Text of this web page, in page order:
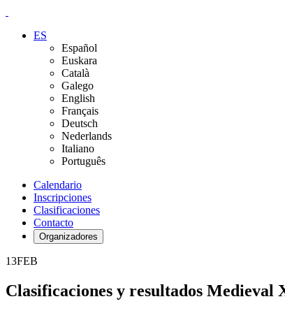
ES
Español
Euskara
Català
Galego
English
Français
Deutsch
Nederlands
Italiano
Português
Calendario
Inscripciones
Clasificaciones
Contacto
Organizadores
13FEB
Clasificaciones y resultados Medieval